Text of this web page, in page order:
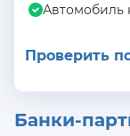
Автомобиль
Проверить
Банки-